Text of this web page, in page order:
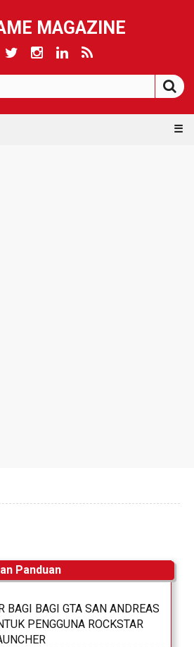
MAGAZINE
☰
Panduan
BAGI BAGI GTA SAN ANDREAS
PENGGUNA ROCKSTAR